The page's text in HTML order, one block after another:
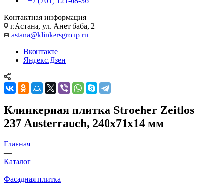
Контактная информация
г.Астана, ул. Анет баба, 2
astana@klinkersgroup.ru
Вконтакте
Яндекс.Дзен
Клинкерная плитка Stroeher Zeitlos
237 Austerrauch, 240х71х14 мм
Главная
—
Каталог
—
Фасадная плитка